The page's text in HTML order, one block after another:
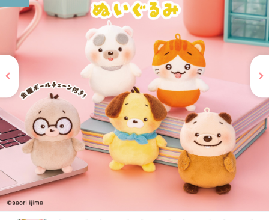
PRIZE 公式 X
PRIZE 公式 Instagram
CAPSULE TOY 公式 X
CAPSULE TOY 公式 Instagram
プライバシーポリシー